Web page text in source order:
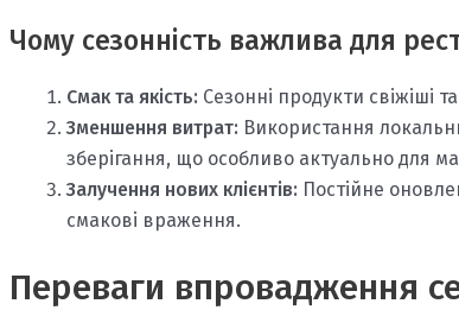
Чому сезонність важлива для
Смак та якість: Сезонні продукти свіжіші
Зменшення витрат: Використання
зберігання, що особливо актуально для
Залучення нових клієнтів: Постійне
смакові враження.
Переваги впровадження